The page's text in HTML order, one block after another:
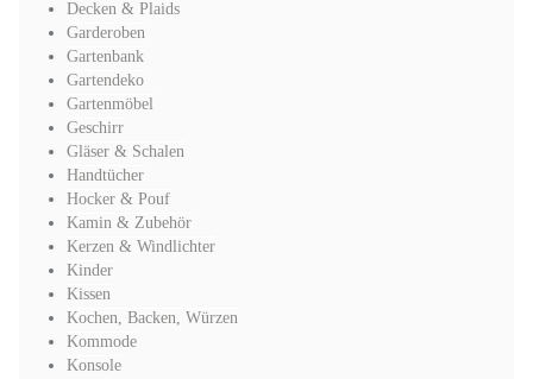
Decken & Plaids
Garderoben
Gartenbank
Gartendeko
Gartenmöbel
Geschirr
Gläser & Schalen
Handtücher
Hocker & Pouf
Kamin & Zubehör
Kerzen & Windlichter
Kinder
Kissen
Kochen, Backen, Würzen
Kommode
Konsole